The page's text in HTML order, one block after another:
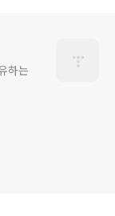
하는